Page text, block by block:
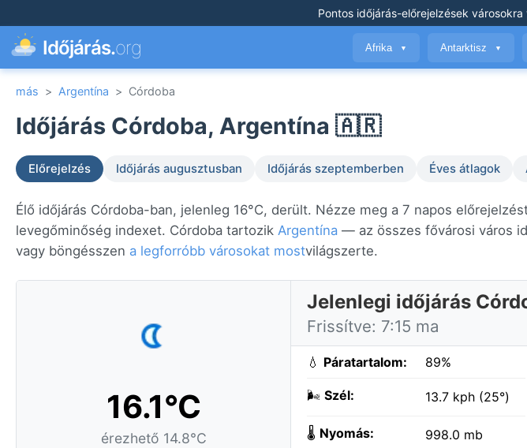
Pontos időjárás-előrejelzések városokra
Időjárás.org Afrika ▼ Antarktisz ▼
más > Argentína > Córdoba
Időjárás Córdoba, Argentína 🇦🇷
Előrejelzés Időjárás augusztusban Időjárás szeptemberben Éves átlagok
Élő időjárás Córdoba-ban, jelenleg 16°C, derült. Nézze meg a 7 napos
levegőminőség indexet. Córdoba tartozik Argentína — az összes fővárosi város
vagy böngésszen a legforróbb városokat mostvilágszerte.
16.1°C
érezhető 14.8°C
Jelenlegi időjárás
Frissítve: 7:15 ma
💧 Páratartalom: 89%
🌬️ Szél: 13.7 kph (25°)
🌡️ Nyomás: 998.0 mb